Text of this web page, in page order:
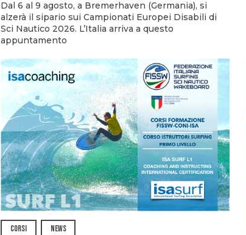
Dal 6 al 9 agosto, a Bremerhaven (Germania), si
alzerà il sipario sui Campionati Europei Disabili di
Sci Nautico 2026. L’Italia arriva a questo
appuntamento
CORSI NEWS